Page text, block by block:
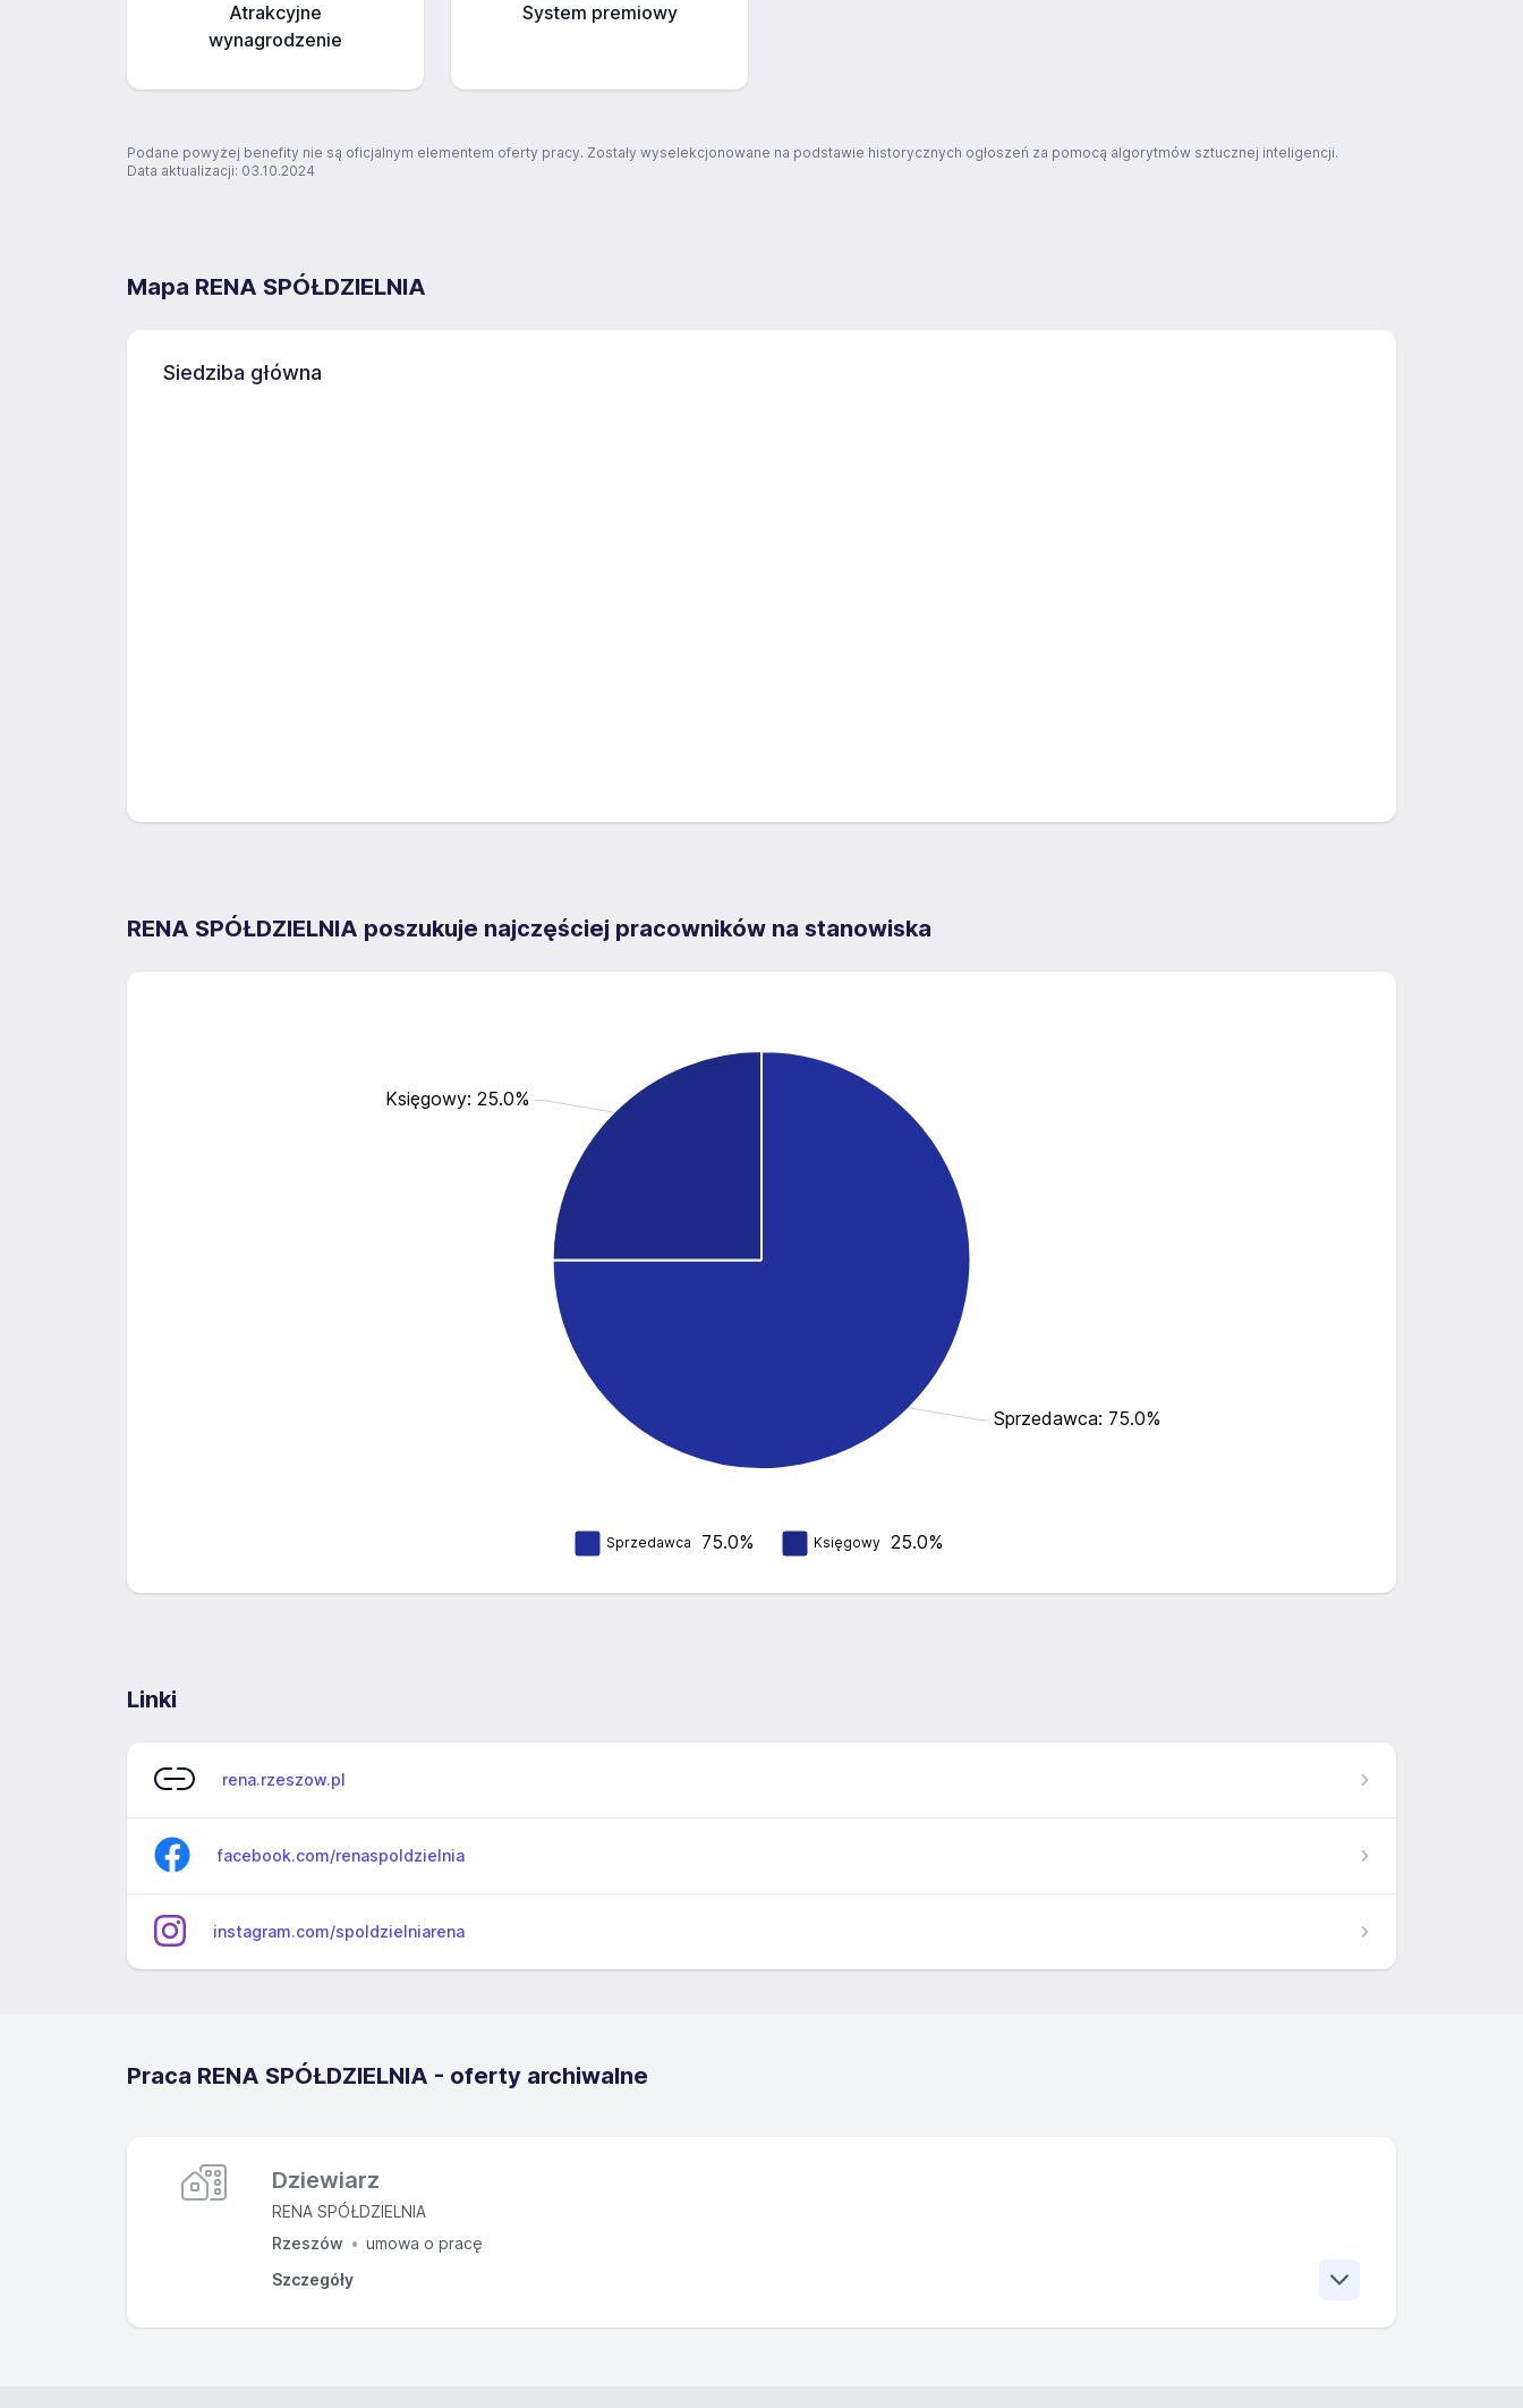
Atrakcyjne
wynagrodzenie
System premiowy
Podane powyżej benefity nie są oficjalnym elementem oferty pracy. Zostały wyselekcjonowane na podstawie historycznych ogłoszeń za pomocą algorytmów sztucznej inteligencji.
Data aktualizacji: 03.10.2024
Mapa RENA SPÓŁDZIELNIA
Siedziba główna
RENA SPÓŁDZIELNIA poszukuje najczęściej pracowników na stanowiska
Sprzedawca: 75.0%
Księgowy: 25.0%
Sprzedawca 75.0% Księgowy 25.0%
Linki
rena.rzeszow.pl
facebook.com/renaspoldzielnia
instagram.com/spoldzielniarena
Praca RENA SPÓŁDZIELNIA - oferty archiwalne
Dziewiarz
RENA SPÓŁDZIELNIA
Rzeszów
umowa o pracę
Szczegóły
Zakres obowiązków